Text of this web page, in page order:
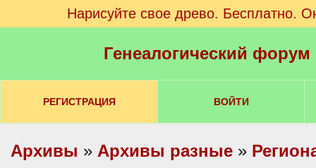
Нарисуйте свое древо. Бесплатно.
Генеалогический
РЕГИСТРАЦИЯ ВОЙТИ
Архивы » Архивы разные »